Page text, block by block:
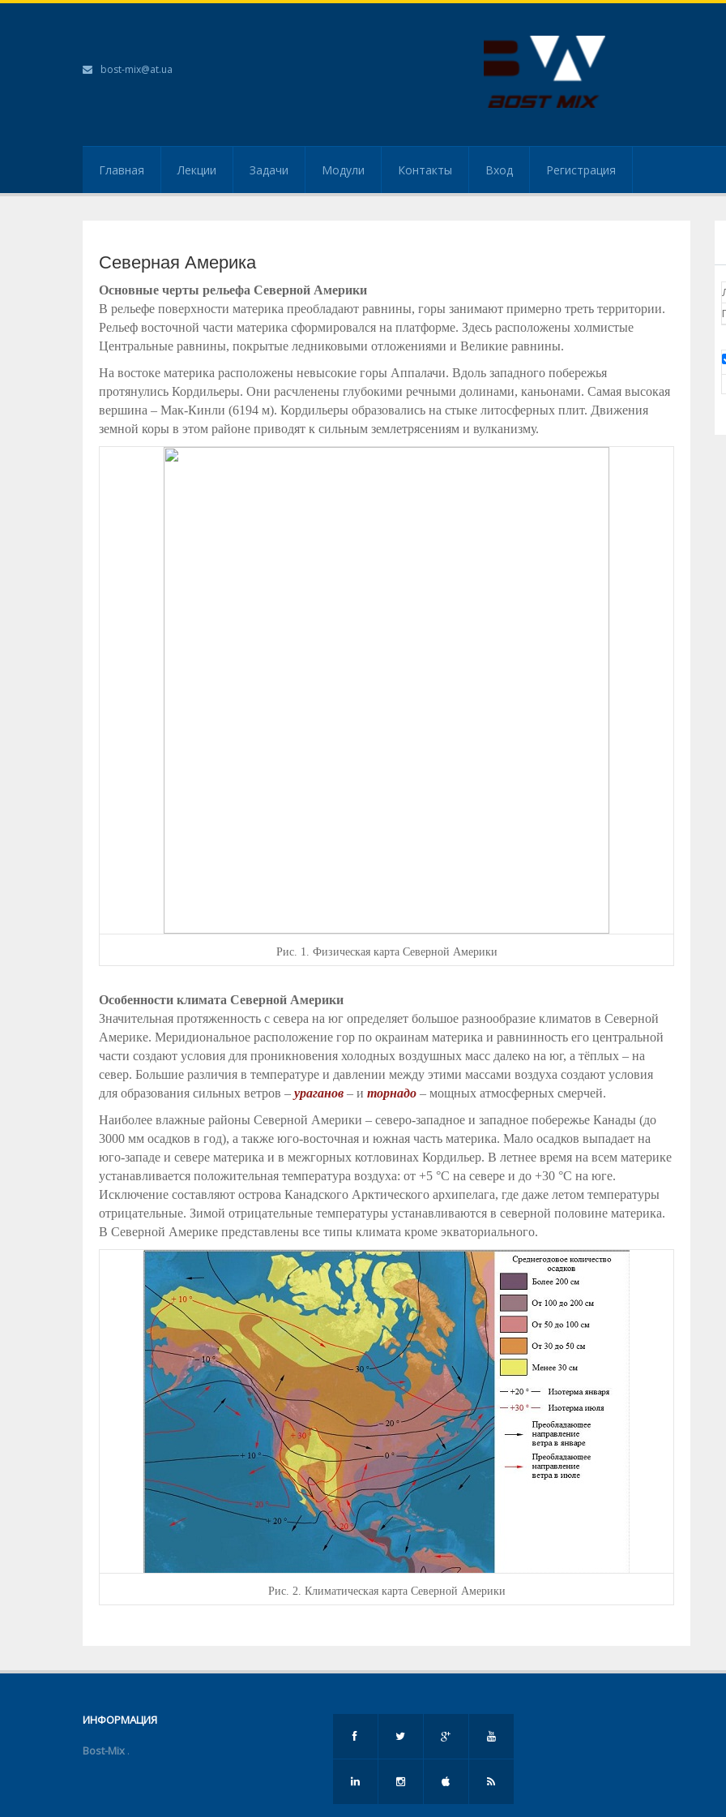
bost-mix@at.ua
Главная Лекции Задачи Модули Контакты Вход Регистрация
Северная Америка
Основные черты рельефа Северной Америки
В рельефе поверхности материка преобладают равнины, горы занимают примерно треть территории.
Рельеф восточной части материка сформировался на платформе. Здесь расположены холмистые
Центральные равнины, покрытые ледниковыми отложениями и Великие равнины.
На востоке материка расположены невысокие горы Аппалачи. Вдоль западного побережья
протянулись Кордильеры. Они расчленены глубокими речными долинами, каньонами. Самая высокая
вершина – Мак-Кинли (6194 м). Кордильеры образовались на стыке литосферных плит. Движения
земной коры в этом районе приводят к сильным землетрясениям и вулканизму.
Рис. 1. Физическая карта Северной Америки
Особенности климата Северной Америки
Значительная протяженность с севера на юг определяет большое разнообразие климатов в Северной
Америке. Меридиональное расположение гор по окраинам материка и равнинность его центральной
части создают условия для проникновения холодных воздушных масс далеко на юг, а тёплых – на
север. Большие различия в температуре и давлении между этими массами воздуха создают условия
для образования сильных ветров – ураганов – и торнадо – мощных атмосферных смерчей.
Наиболее влажные районы Северной Америки – северо-западное и западное побережье Канады (до
3000 мм осадков в год), а также юго-восточная и южная часть материка. Мало осадков выпадает на
юго-западе и севере материка и в межгорных котловинах Кордильер. В летнее время на всем материке
устанавливается положительная температура воздуха: от +5 °С на севере и до +30 °С на юге.
Исключение составляют острова Канадского Арктического архипелага, где даже летом температуры
отрицательные. Зимой отрицательные температуры устанавливаются в северной половине материка.
В Северной Америке представлены все типы климата кроме экваториального.
Рис. 2. Климатическая карта Северной Америки
ИНФОРМАЦИЯ
Bost-Mix .